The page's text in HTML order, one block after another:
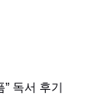
독서 후기